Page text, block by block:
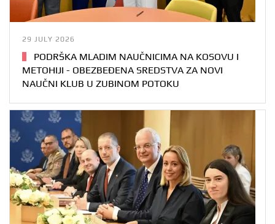
29 JULY 2026
PODRŠKA MLADIM NAUČNICIMA NA KOSOVU I
METOHIJI - OBEZBEĐENA SREDSTVA ZA NOVI
NAUČNI KLUB U ZUBINOM POTOKU